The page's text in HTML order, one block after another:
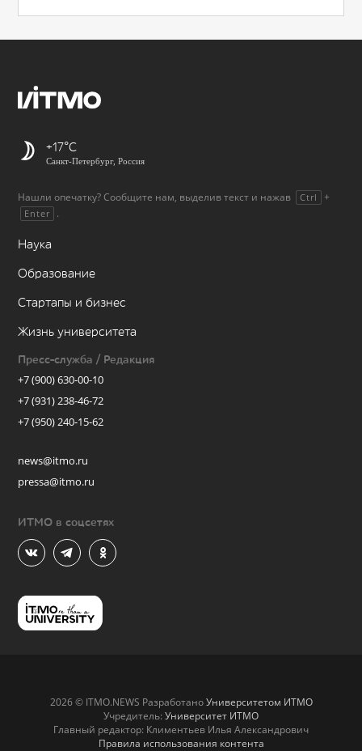
+17
Санкт-Петербург, Россия
Нашли опечатку? Сообщите нам, выделив текст и нажав Ctrl +
Enter .
Наука
Образование
Стартапы и бизнес
Жизнь университета
Пресс-служба / Редакция
+7 (900) 630-00-10
+7 (931) 238-46-72
+7 (950) 240-15-62
news@itmo.ru
pressa@itmo.ru
ИТМО в соцсетях
2026 © ITMO.NEWS РазработаноУниверситетом ИТМО
Учредитель: Университет ИТМО
Главный редактор: Климентьев Илья Александрович
Правила использования контента